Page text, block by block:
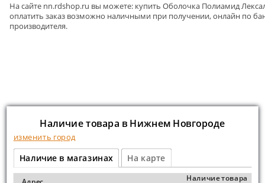
На сайте nn.rdshop.ru вы можете: купить Оболочка Полиамид
оплатить заказ возможно наличными при получении, онлайн по
производителя.
Наличие товара в Нижнем Новгороде
изменить город
Наличие в магазинах На карте
Наличие товара